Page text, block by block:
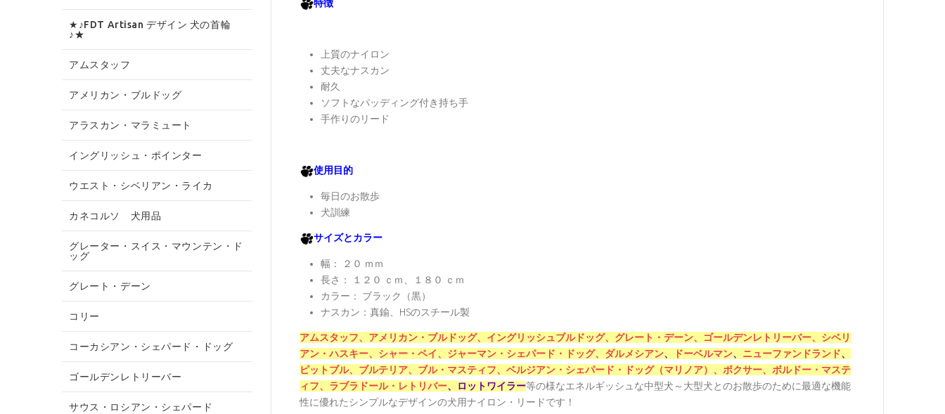
特徴
上質のナイロン
丈夫なナスカン
耐久
ソフトなパッディング付き持ち手
手作りのリード
使用目的
毎日のお散歩
犬訓練
サイズとカラー
幅： ２０ ｍｍ
長さ： １２０ ｃｍ、１８０ ｃｍ
カラー： ブラック（黒）
ナスカン：真鍮、HSのスチール製
アムスタッフ、 アメリカン・ブルドッグ、 イングリッシュブルドッグ、 グレート・デーン、 ゴールデンレトリーバー、 シベリ
アン・ハスキー、 シャー・ペイ、 ジャーマン・シェパード・ドッグ、 ダルメシアン、 ドーベルマン、 ニューファンドランド、
ピットブル、 ブルテリア、 ブル・マスティフ、 ベルジアン・シェパード・ドッグ（マリノア） 、 ボクサー、 ボルドー・マステ
ィフ、 ラブラドール・レトリバー、 ロットワイラー等の様なエネルギッシュな中型犬～大型犬とのお散歩のために最適な機能
性に優れたシンプルなデザインの犬用ナイロン・リードです！
★♪FDT Artisan デザイン 犬の首輪
♪★
アムスタッフ
アメリカン・ブルドッグ
アラスカン・マラミュート
イングリッシュ・ポインター
ウエスト・シベリアン・ライカ
カネコルソ 犬用品
グレーター・スイス・マウンテン・ド
ッグ
グレート・デーン
コリー
コーカシアン・シェパード・ドッグ
ゴールデンレトリーバー
サウス・ロシアン・シェパード